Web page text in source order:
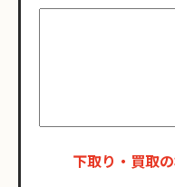
下取り・買取